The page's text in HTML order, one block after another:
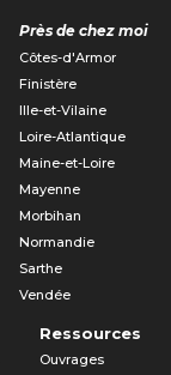
Près de chez moi
Côtes-d'Armor
Finistère
Ille-et-Vilaine
Loire-Atlantique
Maine-et-Loire
Mayenne
Morbihan
Normandie
Sarthe
Vendée
Ressources
Ouvrages